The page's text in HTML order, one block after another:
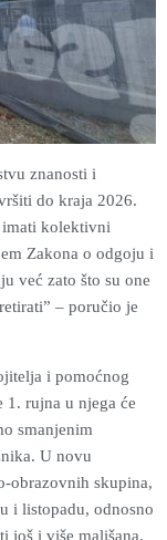
znanosti i
do kraja 2026.
imati kolektivni
Zakona o odgoju i
već zato što su one
– poručio je
i pomoćnog
1. rujna u njega će
smanjenim
U novu
obrazovnih skupina,
i listopadu, odnosno
još i više mališana.